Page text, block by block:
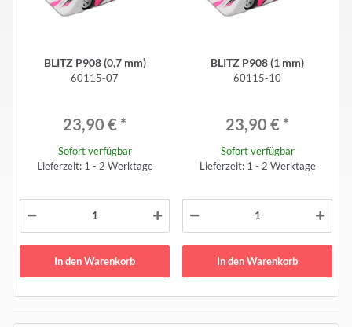
BLITZ P908 (0,7 mm)
60115-07
23,90 € *
Sofort verfügbar
Lieferzeit: 1 - 2 Werktage
In den Warenkorb
BLITZ P908 (1 mm)
60115-10
23,90 € *
Sofort verfügbar
Lieferzeit: 1 - 2 Werktage
In den Warenkorb